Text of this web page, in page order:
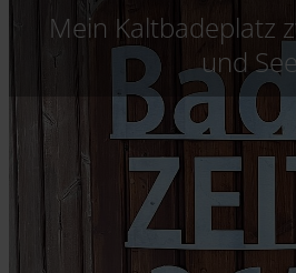
Mein Kaltbadeplatz
und See